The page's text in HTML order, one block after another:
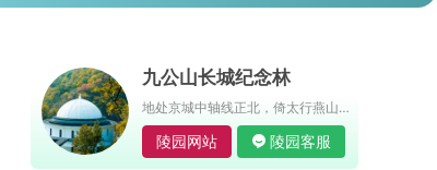
九公山长城纪念林
地处京城中轴线正北，倚太行燕山，傍潮白永定，与明长城相交。园内负氧离子含量极高，是天然的大氧吧
陵园网站 陵园客服